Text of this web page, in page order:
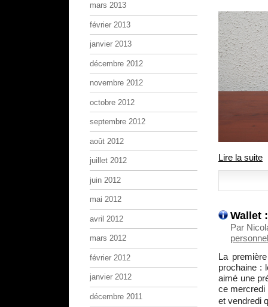
Lire la suite
Wallet
Par
La
prochaine :
aimé une
ce mercredi
et vendredi
mars 2013
février 2013
janvier 2013
décembre 2012
novembre 2012
octobre 2012
septembre 2012
août 2012
juillet 2012
juin 2012
mai 2012
avril 2012
mars 2012
février 2012
janvier 2012
décembre 2011